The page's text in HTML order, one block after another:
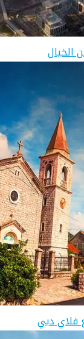
الخيال
فلاي دبي